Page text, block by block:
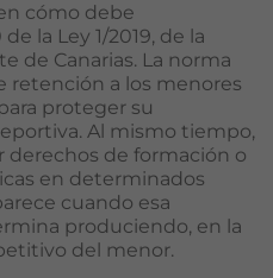
cómo debe
la Ley 1/2019, de la
de Canarias. La norma
retención a los menores
proteger su
Al mismo tiempo,
de formación o
en determinados
cuando esa
produciendo, en la
del menor.